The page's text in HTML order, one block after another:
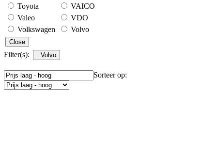
Toyota
VAICO
Valeo
VDO
Volkswagen
Volvo
Close
Filter(s): Volvo
Sorteer op: